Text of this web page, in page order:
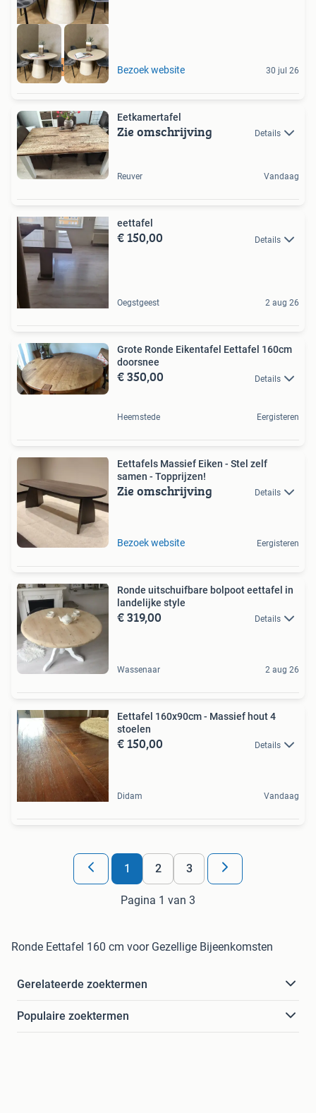
Maatwerk Bezoek website 30 jul 26
Eetkamertafel
Zie omschrijving Details
Reuver Vandaag
eettafel
€ 150,00 Details
Oegstgeest 2 aug 26
Grote Ronde Eikentafel Eettafel 160cm
doorsnee
€ 350,00 Details
Heemstede Eergisteren
Eettafels Massief Eiken - Stel zelf
samen - Topprijzen!
Zie omschrijving Details
Bezoek website Eergisteren
Ronde uitschuifbare bolpoot eettafel in
landelijke style
€ 319,00 Details
Wassenaar 2 aug 26
Eettafel 160x90cm - Massief hout 4
stoelen
€ 150,00 Details
Didam Vandaag
1 2 3
Pagina 1 van 3
Ronde Eettafel 160 cm voor Gezellige Bijeenkomsten
Gerelateerde zoektermen
Populaire zoektermen